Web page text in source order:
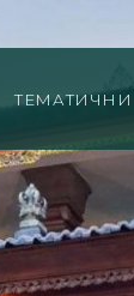
ТЕМАТИЧНИ